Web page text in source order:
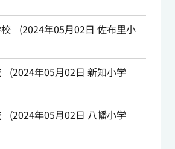
(2024年05月02日 佐布里小
(2024年05月02日 新知小学
(2024年05月02日 八幡小学